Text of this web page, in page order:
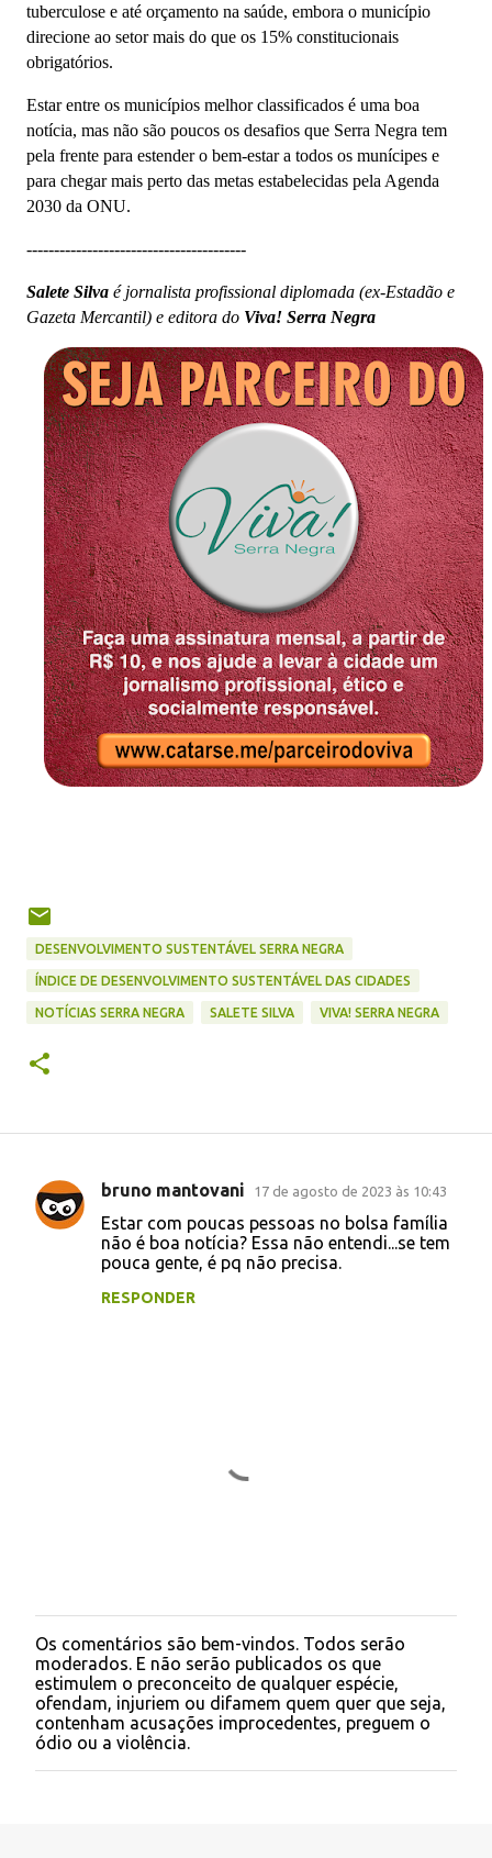
tuberculose e até orçamento na saúde, embora o município
direcione ao setor mais do que os 15% constitucionais
obrigatórios.
Estar entre os municípios melhor classificados é uma boa
notícia, mas não são poucos os desafios que Serra Negra tem
pela frente para estender o bem-estar a todos os munícipes e
para chegar mais perto das metas estabelecidas pela Agenda
2030 da ONU.
----------------------------------------
Salete Silva é jornalista profissional diplomada (ex-Estadão e
Gazeta Mercantil) e editora do Viva! Serra Negra
DESENVOLVIMENTO SUSTENTÁVEL SERRA NEGRA
ÍNDICE DE DESENVOLVIMENTO SUSTENTÁVEL DAS CIDADES
NOTÍCIAS SERRA NEGRA SALETE SILVA VIVA! SERRA NEGRA
C
bruno mantovani 17 de agosto de 2023 às 10:43
Estar com poucas pessoas no bolsa família
não é boa notícia? Essa não entendi...se tem
pouca gente, é pq não precisa.
RESPONDER
P
o
s
t
a
r
u
Os comentários são bem-vindos. Todos serão
moderados. E não serão publicados os que
estimulem o preconceito de qualquer espécie,
ofendam, injuriem ou difamem quem quer que seja,
contenham acusações improcedentes, preguem o
ódio ou a violência.